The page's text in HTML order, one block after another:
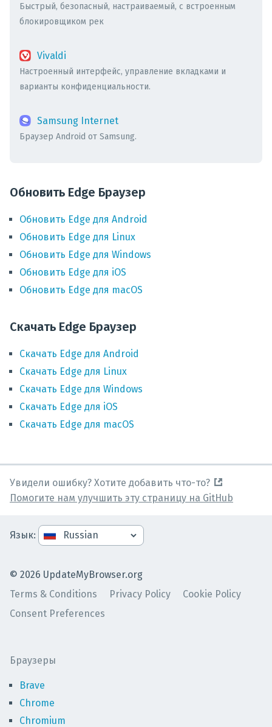
Быстрый, безопасный, настраиваемый, с встроенным
блокировщиком рек
Vivaldi
Настроенный интерфейс, управление вкладками и
варианты конфиденциальности.
Samsung Internet
Браузер Android от Samsung.
Обновить Edge Браузер
Обновить Edge для Android
Обновить Edge для Linux
Обновить Edge для Windows
Обновить Edge для iOS
Обновить Edge для macOS
Скачать Edge Браузер
Скачать Edge для Android
Скачать Edge для Linux
Скачать Edge для Windows
Скачать Edge для iOS
Скачать Edge для macOS
Увидели ошибку? Хотите добавить что-то?
Помогите нам улучшить эту страницу на GitHub
© 2026 UpdateMyBrowser.org
Terms & Conditions
Privacy Policy
Cookie Policy
Consent Preferences
Язык:
Браузеры
Brave
Chrome
Chromium